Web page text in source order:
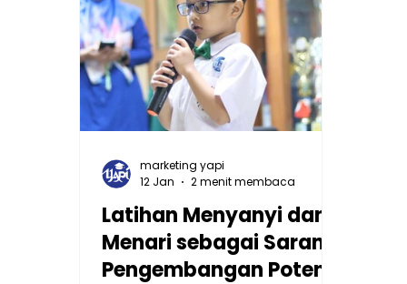
menuangkan imajinasi dan
perasaan ke dalam karya visual
yang bermakna.
Latihan Menyanyi dan
Menari sebagai Sarana
Pengembangan Potensi
marketing yapi
12 Jan
2 menit membaca